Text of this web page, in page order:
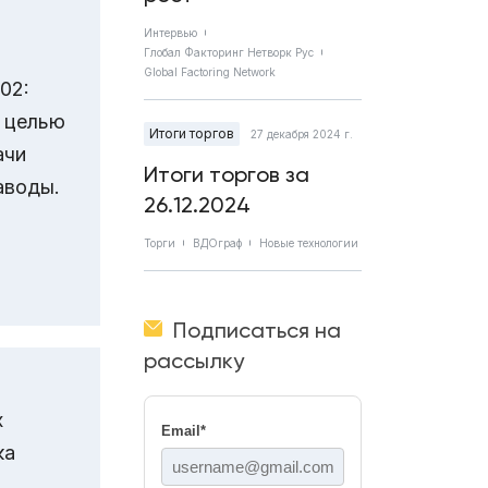
целью
Интервью
Глобал Факторинг Нетворк Рус
Global Factoring Network
Итоги торгов 27 декабря 2024 г.
Итоги торгов за
26.12.2024
Торги ВДОграф Новые технологии
Подписаться на
рассылку
Email *